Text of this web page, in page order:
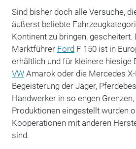
Sind bisher doch alle Versuche,
äußerst beliebte
Kontinent zu bringen, gescheitert.
Marktführer FordF 150 ist in
erhältlich und für kleinere hiesige
VWAmarok oder die Mercedes
Begeisterung der Jäger,
Handwerker in so engen
Produktionen eingestellt wurden
Kooperationen mit anderen
sind.